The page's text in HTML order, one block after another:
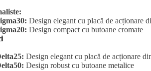
Design elegant cu placă de acționare
Design compact cu butoane cromate
Design elegant cu placă de acționare
Design robust cu butoane metalice